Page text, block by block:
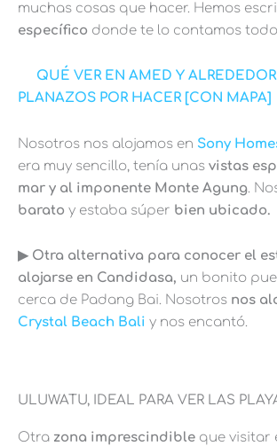
muchas cosas que hacer. Hemos
específico donde te lo contamos
QUÉ VER EN AMED Y
PLANAZOS POR HACER [CON MAPA]
Nosotros nos alojamos en Sony
era muy sencillo, tenía unas vistas
mar y al imponente Monte Agung.
barato y estaba súper bien ubicado.
▶︎ Otra alternativa para conocer el
alojarse en Candidasa, un bonito
cerca de Padang Bai. Nosotros nos
Crystal Beach Bali y nos encantó.
ULUWATU, IDEAL PARA VER LAS
Otra zona imprescindible que visitar